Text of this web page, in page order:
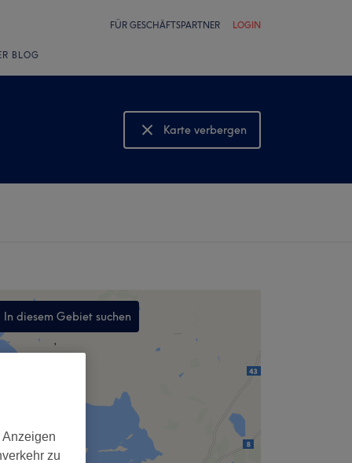
FÜR GESCHÄFTSPARTNER LOGIN
BLOG
Karte verbergen
Karte anzeigen
In diesem Gebiet suchen
,
zu